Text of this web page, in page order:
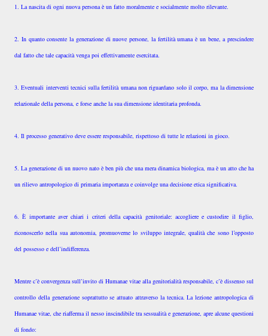
1. La nascita di ogni nuova persona è un fatto moralmente e socialmente molto rilevante.
2. In quanto consente la generazione di nuove persone, la fertilità umana è un bene, a prescindere
dal fatto che tale capacità venga poi effettivamente esercitata.
3. Eventuali interventi tecnici sulla fertilità umana non riguardano solo il corpo, ma la dimensione
relazionale della persona, e forse anche la sua dimensione identitaria profonda.
4. Il processo generativo deve essere responsabile, rispettoso di tutte le relazioni in gioco.
5. La generazione di un nuovo nato è ben più che una mera dinamica biologica, ma è un atto che ha
un rilievo antropologico di primaria importanza e coinvolge una decisione etica significativa.
6. È importante aver chiari i criteri della capacità genitoriale: accogliere e custodire il figlio,
riconoscerlo nella sua autonomia, promuoverne lo sviluppo integrale, qualità che sono l’opposto
del possesso e dell’indifferenza.
Mentre c’è convergenza sull’invito di Humanae vitae alla genitorialità responsabile, c’è dissenso sul
controllo della generazione soprattutto se attuato attraverso la tecnica. La lezione antropologica di
Humanae vitae, che riafferma il nesso inscindibile tra sessualità e generazione, apre alcune questioni
di fondo: